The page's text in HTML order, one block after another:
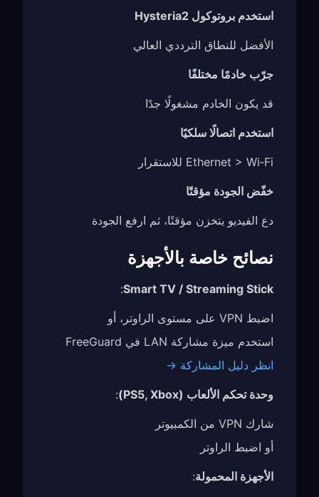
استخدم بروتوكول Hysteria2
الأفضل للنطاق الترددي العالي
جرّب خادمًا مختلفًا
قد يكون الخادم مشغولًا جدًا
استخدم اتصالًا سلكيًا
Ethernet > Wi‑Fi للاستقرار
خفّض الجودة مؤقتًا
دع الفيديو يتخزن مؤقتًا، ثم ارفع الجودة
نصائح خاصة بالأجهزة
Smart TV / Streaming Stick
:
اضبط VPN على مستوى الراوتر، أو
استخدم ميزة مشاركة LAN في FreeGuard
انظر دليل المشاركة →
وحدة تحكم الألعاب (PS5, Xbox) :
شارك VPN من الكمبيوتر
أو اضبط الراوتر
الأجهزة المحمولة: